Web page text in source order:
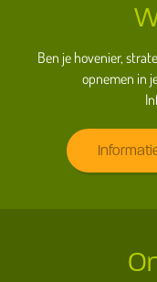
Ben je hovenier,
opnemen in